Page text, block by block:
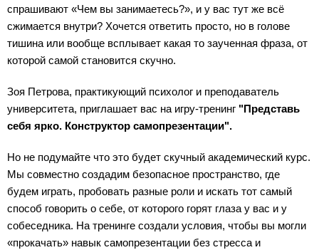
спрашивают «Чем вы занимаетесь?», и у вас тут же всё
сжимается внутри? Хочется ответить просто, но в голове
тишина или вообще всплывает какая то заученная фраза, от
которой самой становится скучно.
Зоя Петрова, практикующий психолог и преподаватель
университета, приглашает вас на игру-тренинг "Представь
себя ярко. Конструктор самопрезентации".
Но не подумайте что это будет скучный академический курс.
Мы совместно создадим безопасное пространство, где
будем играть, пробовать разные роли и искать тот самый
способ говорить о себе, от которого горят глаза у вас и у
собеседника. На тренинге создали условия, чтобы вы могли
«прокачать» навык самопрезентации без стресса и